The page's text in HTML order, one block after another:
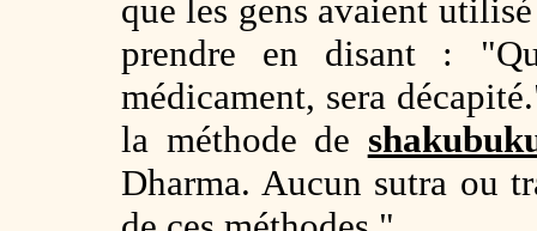
que les gens avaient
prendre en disant :
médicament, sera
la méthode de
Dharma. Aucun sutra ou